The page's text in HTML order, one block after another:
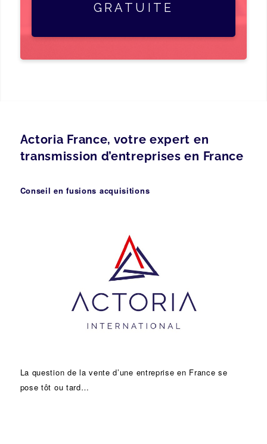
GRATUITE
Actoria France, votre expert en
transmission d’entreprises en France
Conseil en fusions acquisitions
La question de la vente d’une entreprise en France se
pose tôt ou tard…